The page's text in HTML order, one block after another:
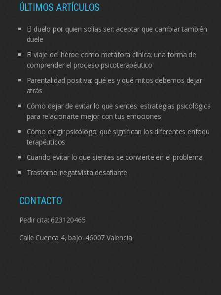
ÚLTIMOS ARTÍCULOS
El duelo por quien solías ser: aceptar que cambiar también
duele
El viaje del héroe como metáfora clínica: una forma de
comprender el proceso psicoterapéutico
Parentalidad positiva: qué es y qué mitos debemos dejar
atrás
Cómo dejar de evitar lo que sientes: estrategias psicológicas
para relacionarte mejor con tus emociones
Cómo elegir psicólogo: qué significan los diferentes enfoques
terapéuticos
Cuando evitar lo que sientes se convierte en el problema
Trastorno negativista desafiante
CONTACTO
Pedir cita: 623120465
Calle Cuenca 4, bajo. 46007 Valencia